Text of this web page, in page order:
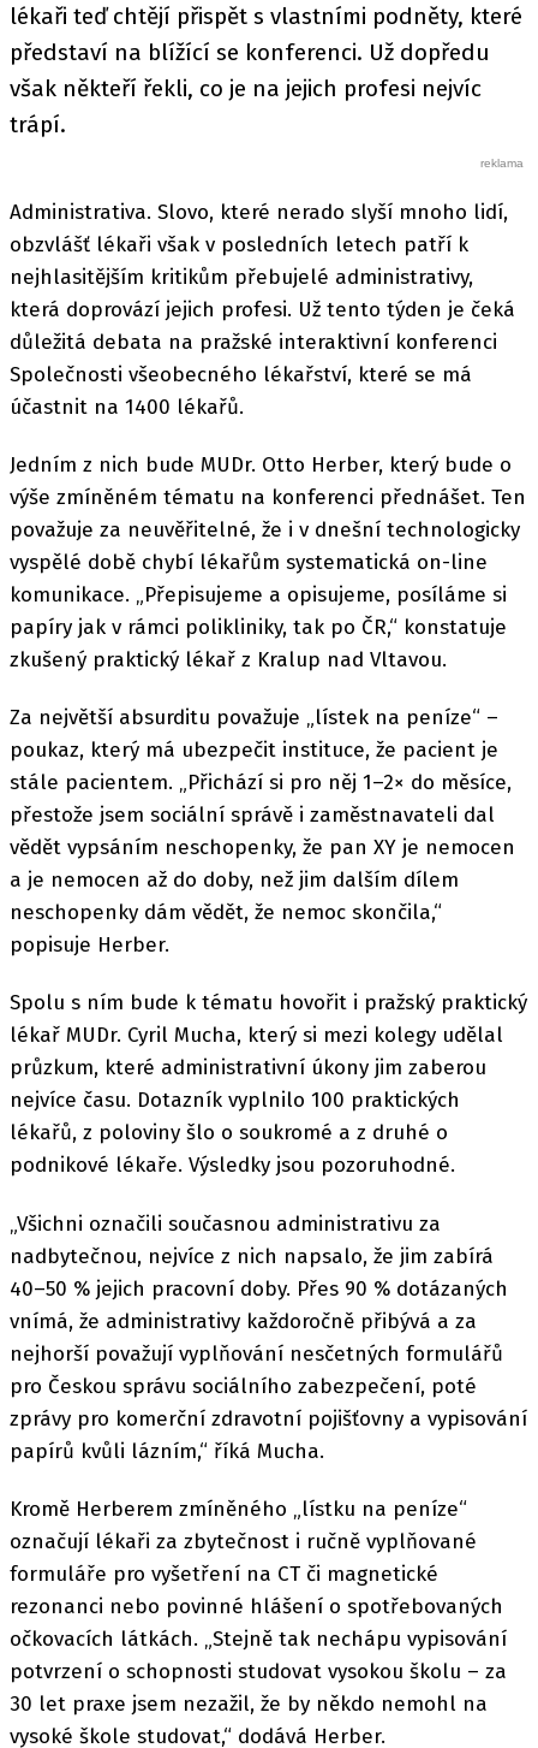
lékaři teď chtějí přispět s vlastními podněty, které
představí na blížící se konferenci. Už dopředu
však někteří řekli, co je na jejich profesi nejvíc
trápí.
Administrativa. Slovo, které nerado slyší mnoho lidí,
obzvlášť lékaři však v posledních letech patří k
nejhlasitějším kritikům přebujelé administrativy,
která doprovází jejich profesi. Už tento týden je čeká
důležitá debata na pražské interaktivní konferenci
Společnosti všeobecného lékařství, které se má
účastnit na 1400 lékařů.
Jedním z nich bude MUDr. Otto Herber, který bude o
výše zmíněném tématu na konferenci přednášet. Ten
považuje za neuvěřitelné, že i v dnešní technologicky
vyspělé době chybí lékařům systematická on-line
komunikace. „Přepisujeme a opisujeme, posíláme si
papíry jak v rámci polikliniky, tak po ČR,“ konstatuje
zkušený praktický lékař z Kralup nad Vltavou.
Za největší absurditu považuje „lístek na peníze“ –
poukaz, který má ubezpečit instituce, že pacient je
stále pacientem. „Přichází si pro něj 1–2× do měsíce,
přestože jsem sociální správě i zaměstnavateli dal
vědět vypsáním neschopenky, že pan XY je nemocen
a je nemocen až do doby, než jim dalším dílem
neschopenky dám vědět, že nemoc skončila,“
popisuje Herber.
Spolu s ním bude k tématu hovořit i pražský praktický
lékař MUDr. Cyril Mucha, který si mezi kolegy udělal
průzkum, které administrativní úkony jim zaberou
nejvíce času. Dotazník vyplnilo 100 praktických
lékařů, z poloviny šlo o soukromé a z druhé o
podnikové lékaře. Výsledky jsou pozoruhodné.
„Všichni označili současnou administrativu za
nadbytečnou, nejvíce z nich napsalo, že jim zabírá
40–50 % jejich pracovní doby. Přes 90 % dotázaných
vnímá, že administrativy každoročně přibývá a za
nejhorší považují vyplňování nesčetných formulářů
pro Českou správu sociálního zabezpečení, poté
zprávy pro komerční zdravotní pojišťovny a vypisování
papírů kvůli lázním,“ říká Mucha.
Kromě Herberem zmíněného „lístku na peníze“
označují lékaři za zbytečnost i ručně vyplňované
formuláře pro vyšetření na CT či magnetické
rezonanci nebo povinné hlášení o spotřebovaných
očkovacích látkách. „Stejně tak nechápu vypisování
potvrzení o schopnosti studovat vysokou školu – za
30 let praxe jsem nezažil, že by někdo nemohl na
vysoké škole studovat,“ dodává Herber.